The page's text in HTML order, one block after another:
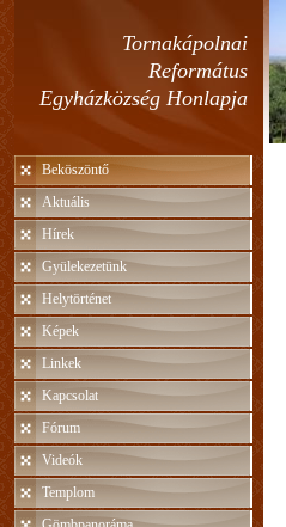
Tornakápolnai
Református
Egyházközség Honlapja
Beköszöntő
Aktuális
Hírek
Gyülekezetünk
Helytörténet
Képek
Linkek
Kapcsolat
Fórum
Videók
Templom